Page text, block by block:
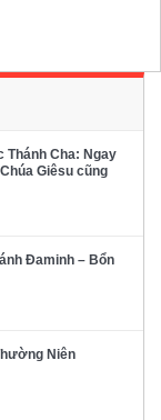
Thánh Cha: Ngay
Giêsu cũng
Đaminh – Bổn
Niên